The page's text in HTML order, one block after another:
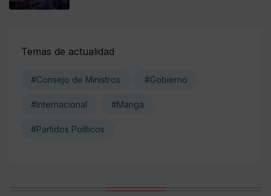
Temas de actualidad
#Consejo de Ministros #Gobierno
#Internacional #Manga
#Partidos Políticos